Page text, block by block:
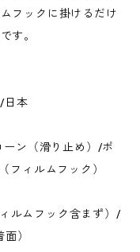
フックに掛けるだけ
す。
日本
ーン（滑り止め）/ポ
フィルムフック）
ルムフック含まず）/
）